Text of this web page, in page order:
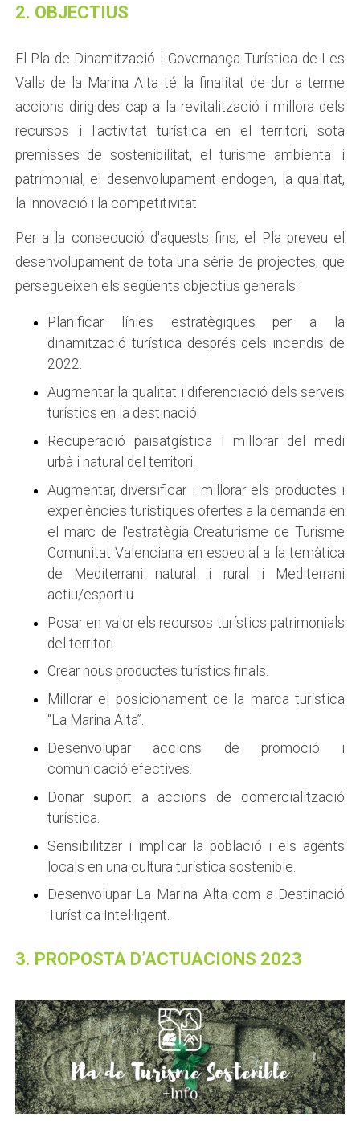
2. OBJECTIUS
El Pla de Dinamització i Governança Turística de Les
Valls de la Marina Alta té la finalitat de dur a terme
accions dirigides cap a la revitalització i millora dels
recursos i l'activitat turística en el territori, sota
premisses de sostenibilitat, el turisme ambiental i
patrimonial, el desenvolupament endogen, la qualitat,
la innovació i la competitivitat.
Per a la consecució d'aquests fins, el Pla preveu el
desenvolupament de tota una sèrie de projectes, que
persegueixen els següents objectius generals:
Planificar línies estratègiques per a la
dinamització turística després dels incendis de
2022.
Augmentar la qualitat i diferenciació dels serveis
turístics en la destinació.
Recuperació paisatgística i millorar del medi
urbà i natural del territori.
Augmentar, diversificar i millorar els productes i
experiències turístiques ofertes a la demanda en
el marc de l'estratègia Creaturisme de Turisme
Comunitat Valenciana en especial a la temàtica
de Mediterrani natural i rural i Mediterrani
actiu/esportiu.
Posar en valor els recursos turístics patrimonials
del territori.
Crear nous productes turístics finals.
Millorar el posicionament de la marca turística
“La Marina Alta”.
Desenvolupar accions de promoció i
comunicació efectives.
Donar suport a accions de comercialització
turística.
Sensibilitzar i implicar la població i els agents
locals en una cultura turística sostenible.
Desenvolupar La Marina Alta com a Destinació
Turística Intel·ligent.
3. PROPOSTA D’ACTUACIONS 2023